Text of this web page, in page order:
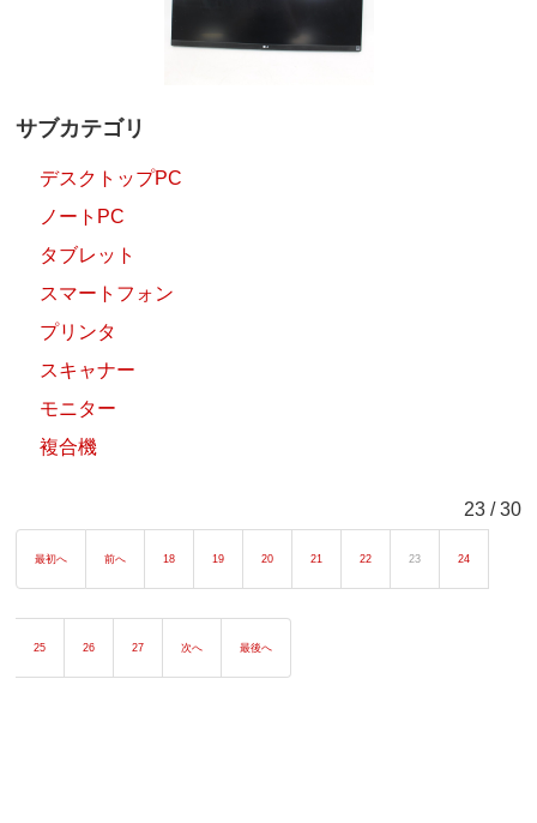
サブカテゴリ
デスクトップPC
ノートPC
タブレット
スマートフォン
プリンタ
スキャナー
モニター
複合機
23 / 30
最初へ 前へ 18 19 20 21 22 23 24
25 26 27 次へ 最後へ